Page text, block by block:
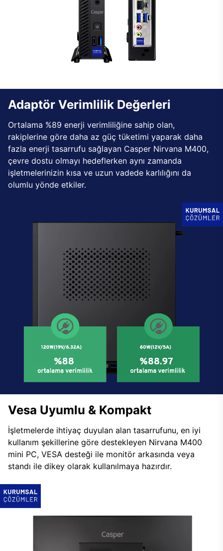
Adaptör Verimlilik Değerleri
Ortalama %89 enerji verimliliğine sahip olan,
rakiplerine göre daha az güç tüketimi yaparak daha
fazla enerji tasarrufu sağlayan Casper Nirvana M400,
çevre dostu olmayı hedeflerken aynı zamanda
işletmelerinizin kısa ve uzun vadede karlılığını da
olumlu yönde etkiler.
Vesa Uyumlu & Kompakt
İşletmelerde ihtiyaç duyulan alan tasarrufunu, en iyi
kullanım şekillerine göre destekleyen Nirvana M400
mini PC, VESA desteği ile monitör arkasında veya
standı ile dikey olarak kullanılmaya hazırdır.